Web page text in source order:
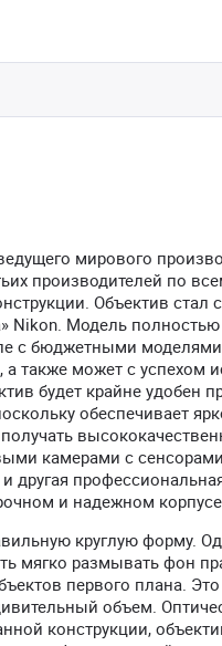
мирового
производителей по
Объектив стал
Nikon. Модель
с бюджетными моделями
также может с успехом
будет крайне удобен
обеспечивает
камерами с
другая
и надежном
круглую форму.
мягко размывать фон
первого плана.
объем.
конструкции,